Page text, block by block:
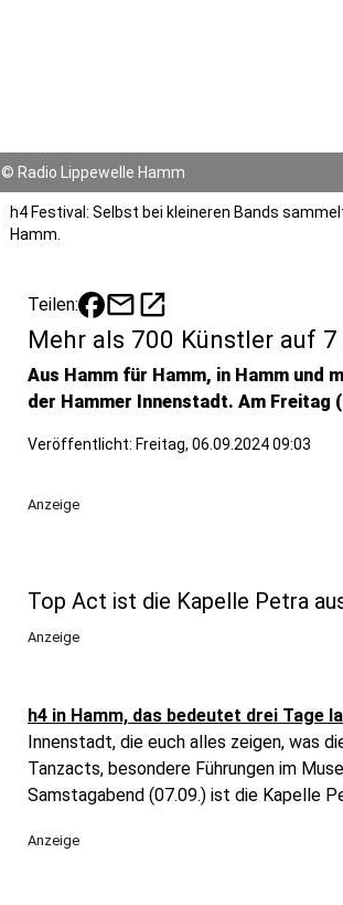
© Radio Lippewelle Hamm
h4 Festival: Selbst bei kleineren Bands
Hamm.
Teilen: mailopen_in_new
Mehr als 700 Künstler auf
Aus Hamm für Hamm, in Hamm und
der Hammer Innenstadt. Am Freitag
Veröffentlicht: Freitag, 06.09.2024 09:03
Anzeige
Top Act ist die Kapelle Petra
Anzeige
h4 in Hamm, das bedeutet drei Tage
Innenstadt, die euch alles zeigen, was
Tanzacts, besondere Führungen im
Samstagabend (07.09.) ist die Kapelle
Anzeige